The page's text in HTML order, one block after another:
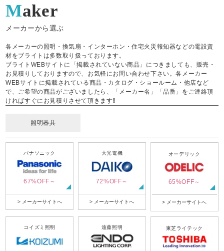
Maker
メーカーから選ぶ
各メーカーの照明・換気扇・インターホン・住宅火災報知器などの電設資
材をブライトは多数取り扱っております。
ブライトWEBサイトに「掲載されていない商品」につきましても、販売・
お見積りしておりますので、お気軽にお問い合わせ下さい。各メーカー
WEBサイトに掲載されている商品・カタログ・ショールーム・他店など
で、ご希望の商品がございましたら、「メーカー名」「品番」をご連絡頂
ければすぐにお見積りさせて頂きます‼
照明器具
パナソニック
67%OFF～
> メーカーサイトへ
大光電機
72%OFF～
> メーカーサイトへ
オーデリック
65%OFF～
> メーカーサイトへ
コイズミ照明 遠藤照明 東芝ライテック